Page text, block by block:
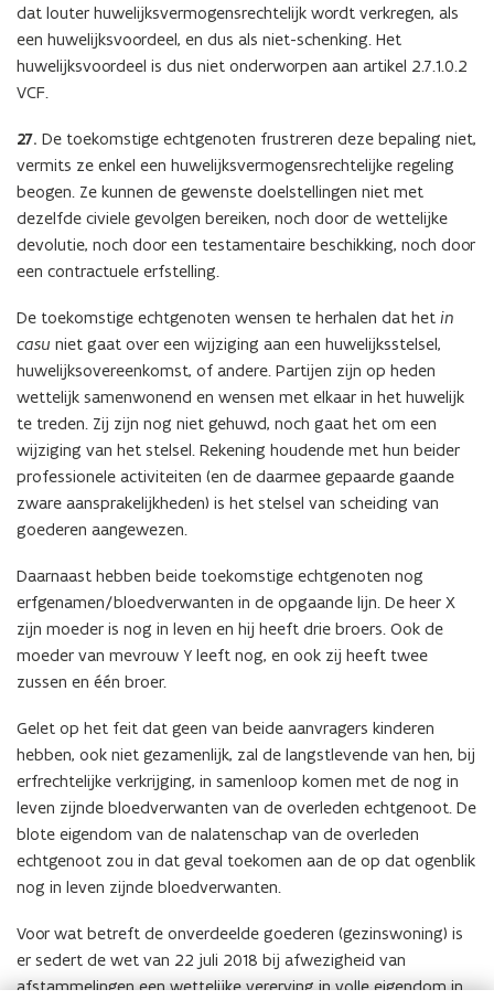
dat louter huwelijksvermogensrechtelijk wordt verkregen, als
een huwelijksvoordeel, en dus als niet-schenking. Het
huwelijksvoordeel is dus niet onderworpen aan artikel 2.7.1.0.2
VCF.
27. De toekomstige echtgenoten frustreren deze bepaling niet,
vermits ze enkel een huwelijksvermogensrechtelijke regeling
beogen. Ze kunnen de gewenste doelstellingen niet met
dezelfde civiele gevolgen bereiken, noch door de wettelijke
devolutie, noch door een testamentaire beschikking, noch door
een contractuele erfstelling.
De toekomstige echtgenoten wensen te herhalen dat het in
casu niet gaat over een wijziging aan een huwelijksstelsel,
huwelijksovereenkomst, of andere. Partijen zijn op heden
wettelijk samenwonend en wensen met elkaar in het huwelijk
te treden. Zij zijn nog niet gehuwd, noch gaat het om een
wijziging van het stelsel. Rekening houdende met hun beider
professionele activiteiten (en de daarmee gepaarde gaande
zware aansprakelijkheden) is het stelsel van scheiding van
goederen aangewezen.
Daarnaast hebben beide toekomstige echtgenoten nog
erfgenamen/bloedverwanten in de opgaande lijn. De heer X
zijn moeder is nog in leven en hij heeft drie broers. Ook de
moeder van mevrouw Y leeft nog, en ook zij heeft twee
zussen en één broer.
Gelet op het feit dat geen van beide aanvragers kinderen
hebben, ook niet gezamenlijk, zal de langstlevende van hen, bij
erfrechtelijke verkrijging, in samenloop komen met de nog in
leven zijnde bloedverwanten van de overleden echtgenoot. De
blote eigendom van de nalatenschap van de overleden
echtgenoot zou in dat geval toekomen aan de op dat ogenblik
nog in leven zijnde bloedverwanten.
Voor wat betreft de onverdeelde goederen (gezinswoning) is
er sedert de wet van 22 juli 2018 bij afwezigheid van
afstammelingen een wettelijke vererving in volle eigendom in